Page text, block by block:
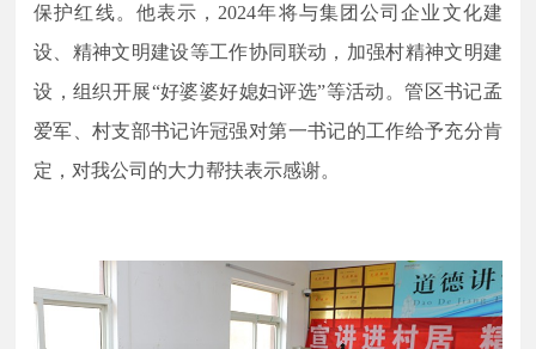
保护红线。他表示，2024年将与集团公司企业文化建
设、精神文明建设等工作协同联动，加强村精神文明建
设，组织开展“好婆婆好媳妇评选”等活动。管区书记孟
爱军、村支部书记许冠强对第一书记的工作给予充分肯
定，对我公司的大力帮扶表示感谢。